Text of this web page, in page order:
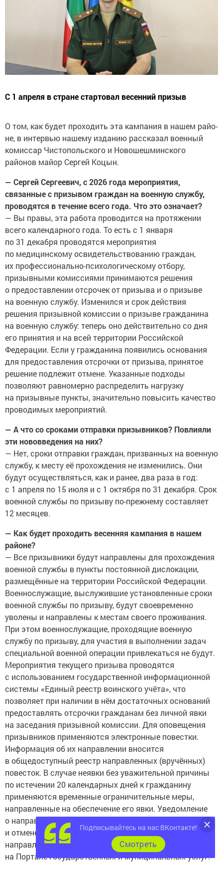
С 1 апреля в стране стартовал весенний призыв
О том, как будет проходить эта кампания в нашем райо­
не, в интервью нашему изданию рассказал военный
комиссар Чистопольского и Новошешминского
районов майор Сергей Коцын.
— Сергей Сергеевич, с 2026 года мероприятия,
связанные с призывом граждан на воен­ную службу,
проводятся в течение всего года. Что это означает?
— Вы правы, эта работа проводится на протяжении
всего календарного года. То есть с 1 января
по 31 декабря проводятся мероприятия
по медицинскому освидетельствованию граждан,
их профессионально-психологическому отбору,
призывными комиссиями принимаются решения
о предоставлении отсрочек от призыва и о призыве
на военную службу. Изменился и срок действия
решения призывной комиссии о призыве гражданина
на воен­ную службу: теперь оно действительно со дня
его принятия и на всей территории Российской
Федерации. Если у гражданина появились основания
для предоставления отсрочки от призыва, принятое
решение подлежит отмене. Указанные подходы
позволяют равномерно распределить нагрузку
на призывные пункты, значительно повысить качество
проводимых мероприятий.
— А что со сроками отправки призывников? Повлияли
эти нововведения на них?
— Нет, сроки отправки граждан, призванных на военную
службу, к месту её прохождения не изменились. Они
будут осуществляться, как и ранее, два раза в год:
с 1 апреля по 15 июля и с 1 октября по 31 декабря. Срок
военной службы по призыву по-прежнему составляет
12 месяцев.
— Как будет проходить весенняя кампания в нашем
районе?
— Все призывники будут направлены для прохождения
военной службы в пункты постоянной дислокации,
размещённые на территории Российской Федерации.
Военнослужащие, выслужившие установленные сроки
военной службы по призыву, будут своевременно
уволены и направлены к местам своего проживания.
При этом военнослужащие, проходящие военную
службу по призыву, для участия в выполнении задач
специальной военной операции привлекаться не будут.
Мероприятия текущего призыва проводятся
с использованием государственной информационной
системы «Единый реестр воинского учёта», что
позволяет при наличии в нём достаточных оснований
предоставлять отсрочки гражданам без личной явки
на заседания призывной комиссии. Для оповещения
призывников применяются электронные повестки.
Информация об их направлении вносится
в общедоступный реестр направленных (вручённых)
повесток. В случае неявки без уважительной причины
по истечении 20 календарных дней к гражданину
применяют­ся временные ограничительные меры,
направленные на обеспечение его явки. Уведомление
о направлении электронной повестки, применении
и отмене временных ограничительных мер
направляется гражданину в личный кабинет
на Портале государственных и муниципальных услуг.
Подписывайтесь на нас ВКонтакте!
Cмотреть